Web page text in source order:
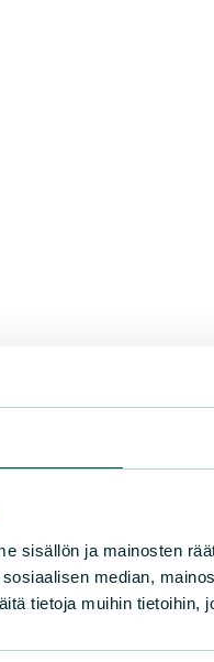
sisällön ja mainosten
median,
tietoja muihin tietoihin,